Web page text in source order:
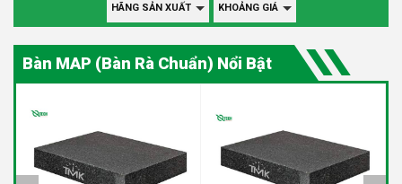
Bàn MAP (Bàn Rà Chuẩn) Nổi Bật
HÃNG SẢN XUẤT KHOẢNG GIÁ